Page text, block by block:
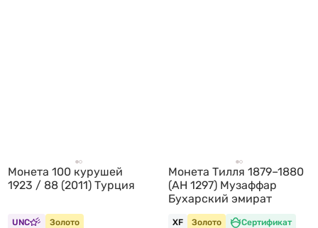
Монета 100 курушей
1923 / 88 (2011) Турция
UNC Золото
Монета Тилля 1879–1880
(AH 1297) Музаффар
Бухарский эмират
XF Золото Сертификат